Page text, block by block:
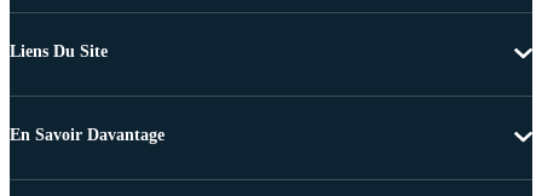
Liens Du Site
En Savoir Davantage